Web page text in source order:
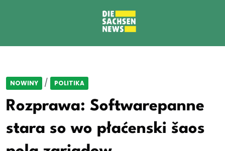
NOWINY / POLITIKA
Rozprawa: Softwarepanne
stara so wo płaćenski šaos